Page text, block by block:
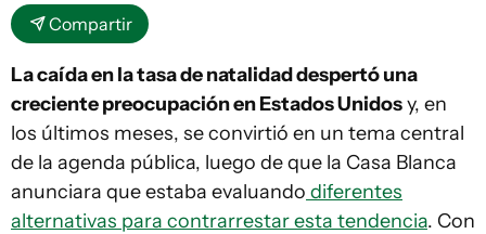
Compartir
La caída en la tasa de natalidad despertó una
creciente preocupación en Estados Unidosy, en
los últimos meses, se convirtió en un tema central
de la agenda pública, luego de que la Casa Blanca
anunciara que estaba evaluando diferentes
alternativas para contrarrestar esta tendencia. Con